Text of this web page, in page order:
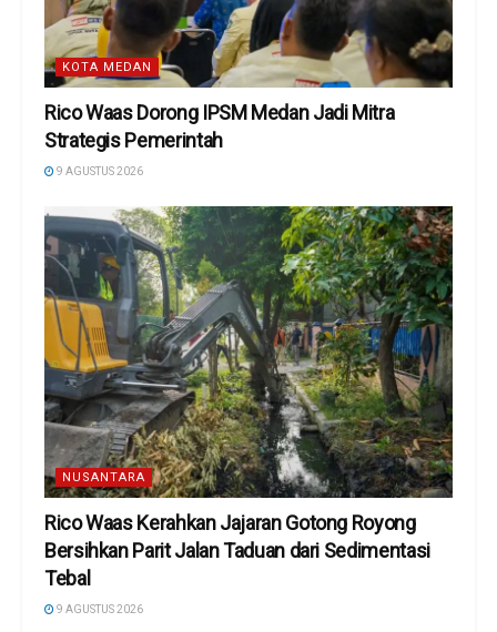
KOTA MEDAN
Rico Waas Dorong IPSM Medan Jadi Mitra
Strategis Pemerintah
9 AGUSTUS 2026
NUSANTARA
Rico Waas Kerahkan Jajaran Gotong Royong
Bersihkan Parit Jalan Taduan dari Sedimentasi
Tebal
9 AGUSTUS 2026